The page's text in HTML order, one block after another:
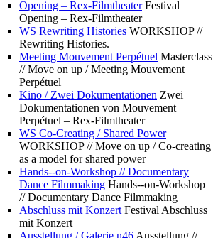
Opening – Rex-Filmtheater Festival
Opening – Rex-Filmtheater
WS Rewriting Histories WORKSHOP //
Rewriting Histories.
Meeting Mouvement Perpétuel Masterclass
// Move on up / Meeting Mouvement
Perpétuel
Kino / Zwei Dokumentationen Zwei
Dokumentationen von Mouvement
Perpétuel – Rex-Filmtheater
WS Co-Creating / Shared Power
WORKSHOP // Move on up / Co-creating
as a model for shared power
Hands--on-Workshop // Documentary
Dance Filmmaking Hands--on-Workshop
// Documentary Dance Filmmaking
Abschluss mit Konzert Festival Abschluss
mit Konzert
Ausstellung / Galerie n46 Ausstellung //